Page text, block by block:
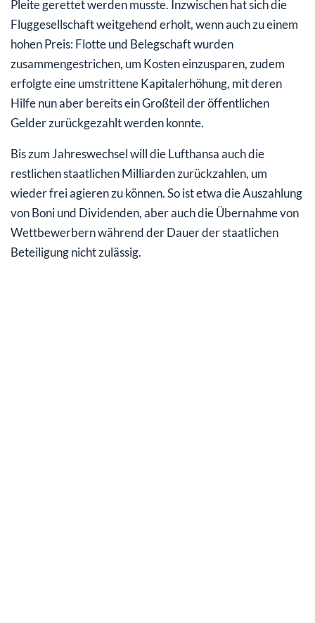
Pleite gerettet werden musste. Inzwischen hat sich die
Fluggesellschaft weitgehend erholt, wenn auch zu einem
hohen Preis: Flotte und Belegschaft wurden
zusammengestrichen, um Kosten einzusparen, zudem
erfolgte eine umstrittene Kapitalerhöhung, mit deren
Hilfe nun aber bereits ein Großteil der öffentlichen
Gelder zurückgezahlt werden konnte.
Bis zum Jahreswechsel will die Lufthansa auch die
restlichen staatlichen Milliarden zurückzahlen, um
wieder frei agieren zu können. So ist etwa die Auszahlung
von Boni und Dividenden, aber auch die Übernahme von
Wettbewerbern während der Dauer der staatlichen
Beteiligung nicht zulässig.